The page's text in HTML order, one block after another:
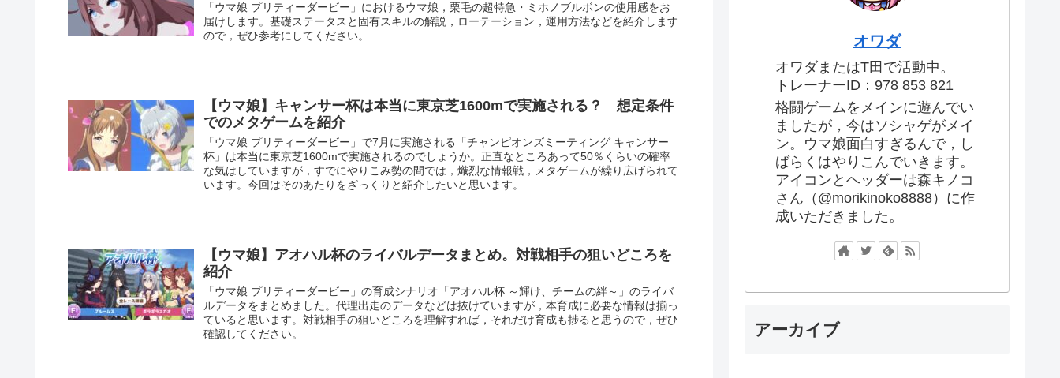
「ウマ娘 プリティーダービー」におけるウマ娘，栗毛の超特急・ミホノブルボンの使用感をお
届けします。基礎ステータスと固有スキルの解説，ローテーション，運用方法などを紹介します
ので，ぜひ参考にしてください。
【ウマ娘】キャンサー杯は本当に東京芝1600mで実施される？ 想定条件
でのメタゲームを紹介
「ウマ娘 プリティーダービー」で7月に実施される「チャンピオンズミーティング キャンサー
杯」は本当に東京芝1600mで実施されるのでしょうか。正直なところあって50％くらいの確率
な気はしていますが，すでにやりこみ勢の間では，熾烈な情報戦，メタゲームが繰り広げられて
います。今回はそのあたりをざっくりと紹介したいと思います。
【ウマ娘】アオハル杯のライバルデータまとめ。対戦相手の狙いどころを
紹介
「ウマ娘 プリティーダービー」の育成シナリオ「アオハル杯 ～輝け、チームの絆～」のライバ
ルデータをまとめました。代理出走のデータなどは抜けていますが，本育成に必要な情報は揃っ
ていると思います。対戦相手の狙いどころを理解すれば，それだけ育成も捗ると思うので，ぜひ
確認してください。
オワダ
オワダまたはT田で活動中。
トレーナーID：978 853 821
格闘ゲームをメインに遊んでい
ましたが，今はソシャゲがメイ
ン。ウマ娘面白すぎるんで，し
ばらくはやりこんでいきます。
アイコンとヘッダーは森キノコ
さん（@morikinoko8888）に作
成いただきました。
アーカイブ